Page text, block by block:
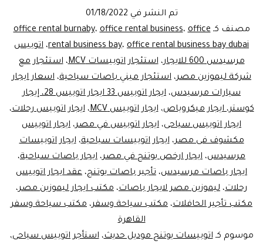
مصر
تم النشر في 01/18/2022
مصنف كـ
office rental burnaby،office rental business،office
rental business bay، office rental business bay dubai ، اتوبيس
مرسيدس 600 للايجار
،استئجار اتوبيسات MCV ،استئجار مع
شركة ليموزين مصر، استئجار ميني باصات سياحية، اسعار ايجار
سيارات مرسيدس،
ايجار اتوبيس 33 ايجار اتوبيس 28، إيجار
كوستر، ايجار ميكروباص،ايجار اتوبيس MCV ،ايجار اتوبيس رحلات،
ايجار اتوبيس سياحى، ايجار اتوبيس في مصر، ايجار اتوبيس
مكشوف فى مصر،ايجار اتوبيسات سياحية،ايجار اتوبيسات
مرسيدس، ايجار ارخص يوتنج في مصر، ايجار باصات سياحية،
ايجار باصات مرسيدس، تأجير باصات يوتنج، عقد ايجار اتوبيس
رحلات، ليموزين مصر لايجار باصات، مكتب ايجار ليموزين مصر،
مكتب تأجير الحافلات، مكتب سياحة وسفر، مكتب سياحة وسفر
القاهرة
موسوم كـاتوبيسات يوتنج موديل حديث،استأجر اتوبيس سياحى،